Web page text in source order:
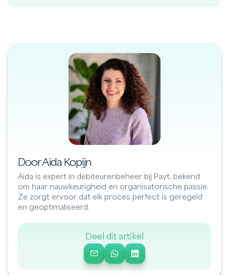
Door Aida Kopijn
Aida is expert in debiteurenbeheer bij Payt, bekend
om haar nauwkeurigheid en organisatorische passie.
Ze zorgt ervoor dat elk proces perfect is geregeld
en geoptimaliseerd.
Deel dit artikel